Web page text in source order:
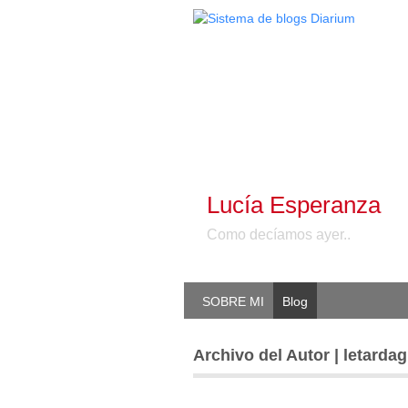
Lucía Esperanza
Como decíamos ayer..
SOBRE MI Blog
Archivo del Autor |